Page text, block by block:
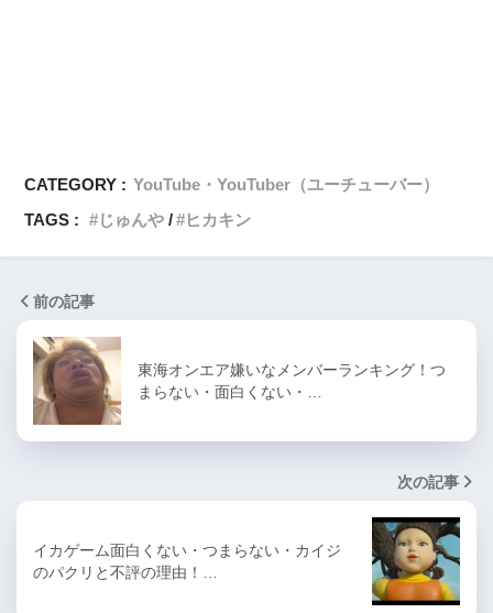
CATEGORY : YouTube・YouTuber（ユーチューバー）
TAGS :
じゅんや ヒカキン
前の記事
東海オンエア嫌いなメンバーランキング！つ
まらない・面白くない・…
次の記事
イカゲーム面白くない・つまらない・カイジ
のパクリと不評の理由！…